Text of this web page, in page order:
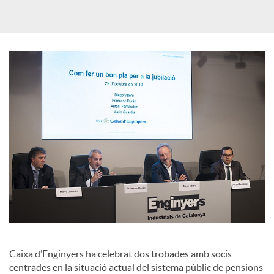
c
i
l
s
Caixa d’Enginyers ha celebrat dos trobades amb socis
centrades en la situació actual del sistema públic de pensions